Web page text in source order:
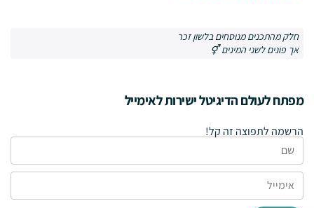
חלק מהתכנים מנוסחים בלשון זכר
אך פונים לשני המינים ⚥
מפתח לעולם הדיגיטל ישירות לאימייל
הרשמה לתפוצה זה קל!